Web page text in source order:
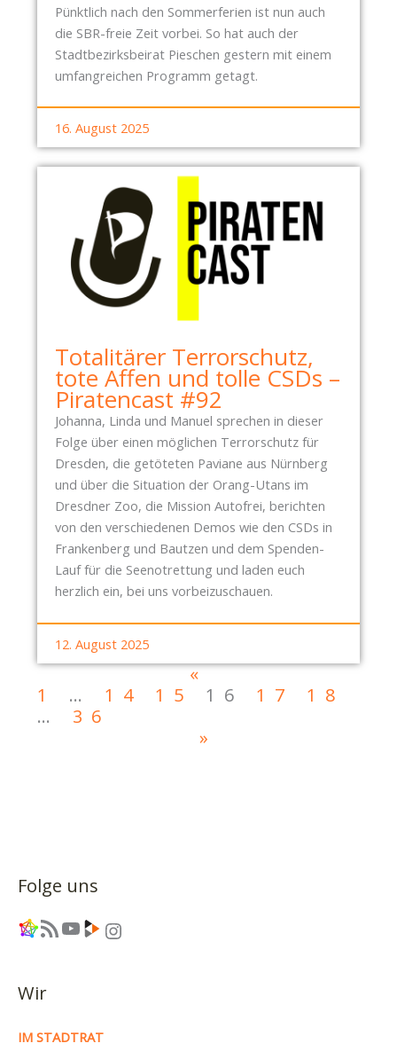
Pünktlich nach den Sommerferien ist nun auch
die SBR-freie Zeit vorbei. So hat auch der
Stadtbezirksbeirat Pieschen gestern mit einem
umfangreichen Programm getagt.
16. August 2025
Totalitärer Terrorschutz,
tote Affen und tolle CSDs –
Piratencast #92
Johanna, Linda und Manuel sprechen in dieser
Folge über einen möglichen Terrorschutz für
Dresden, die getöteten Paviane aus Nürnberg
und über die Situation der Orang-Utans im
Dresdner Zoo, die Mission Autofrei, berichten
von den verschiedenen Demos wie den CSDs in
Frankenberg und Bautzen und dem Spenden-
Lauf für die Seenotrettung und laden euch
herzlich ein, bei uns vorbeizuschauen.
12. August 2025
«
1
… 14 15 16 17
18
…
36
»
Folge uns
Link RSS-Feed YouTube Link Instagram
Wir
IM STADTRAT